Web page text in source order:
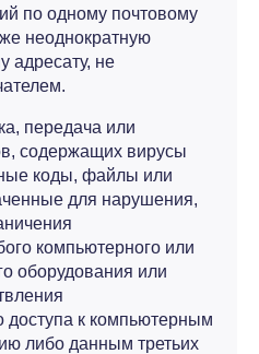
по одному почтовому
неоднократную
адресату, не
передача или
содержащих вирусы
коды, файлы или
для нарушения,
компьютерного или
оборудования или
доступа к компьютерным
либо данным третьих